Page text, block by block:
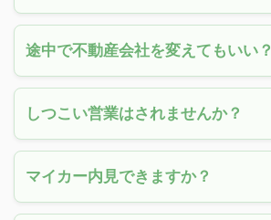
途中で不動産会社を変えてもいい？
しつこい営業はされませんか？
マイカー内見できますか？